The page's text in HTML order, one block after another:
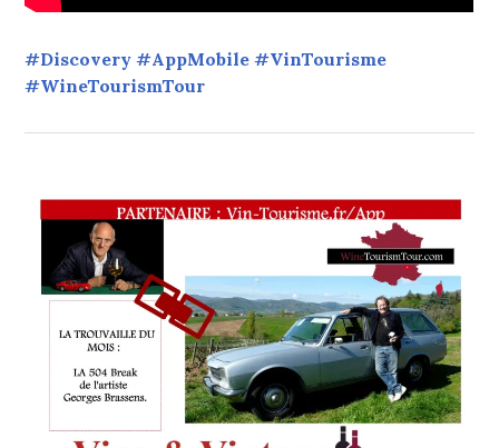
#Discovery #AppMobile #VinTourisme
#WineTourismTour